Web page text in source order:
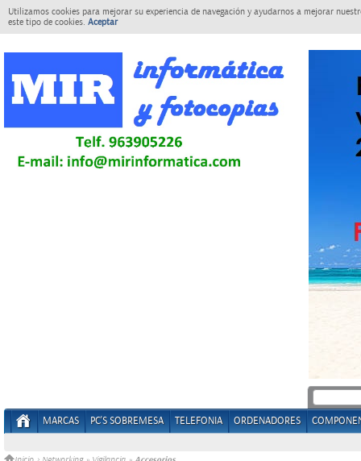
Utilizamos cookies para mejorar su experiencia de navegación y ayudarnos a mejorar
este tipo de cookies. Aceptar
MARCAS PC'S SOBREMESA TELEFONIA ORDENADORES